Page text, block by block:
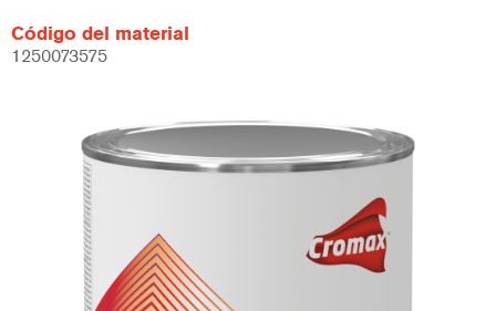
Código del material
1250073575